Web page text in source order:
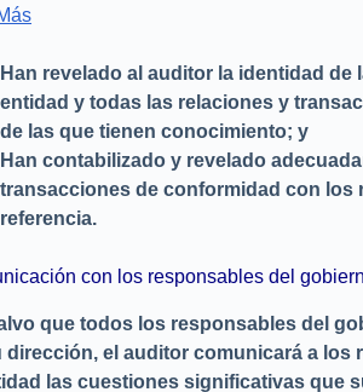
Han revelado al auditor la identidad
entidad y todas las relaciones y
de las que tienen conocimiento; y
Han contabilizado y revelado
transacciones de conformidad con los
referencia.
con los responsables del
que todos los responsables del
dirección, el auditor comunicará a los
las cuestiones significativas que